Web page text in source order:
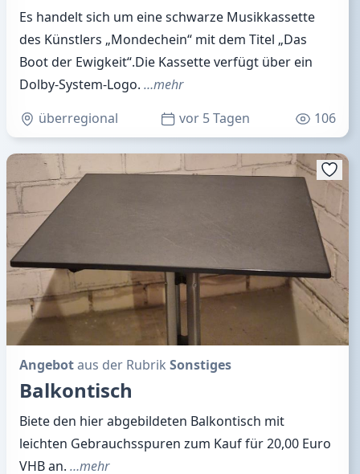
Es handelt sich um eine schwarze Musikkassette
des Künstlers „Mondechein“ mit dem Titel „Das
Boot der Ewigkeit“.Die Kassette verfügt über ein
Dolby-System-Logo. …mehr
überregional
vor 5 Tagen 106
Angebotaus der Rubrik Sonstiges
Balkontisch
Biete den hier abgebildeten Balkontisch mit
leichten Gebrauchsspuren zum Kauf für 20,00 Euro
VHB an. …mehr